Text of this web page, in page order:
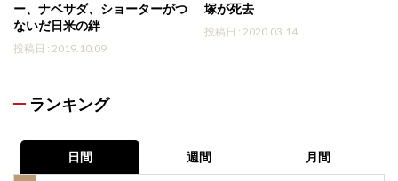
ー、ナベサダ、ショーターがつ
ないだ日米の絆
投稿日 : 2019.10.09
塚が死去
投稿日 : 2020.03.14
ランキング
日間 週間 月間